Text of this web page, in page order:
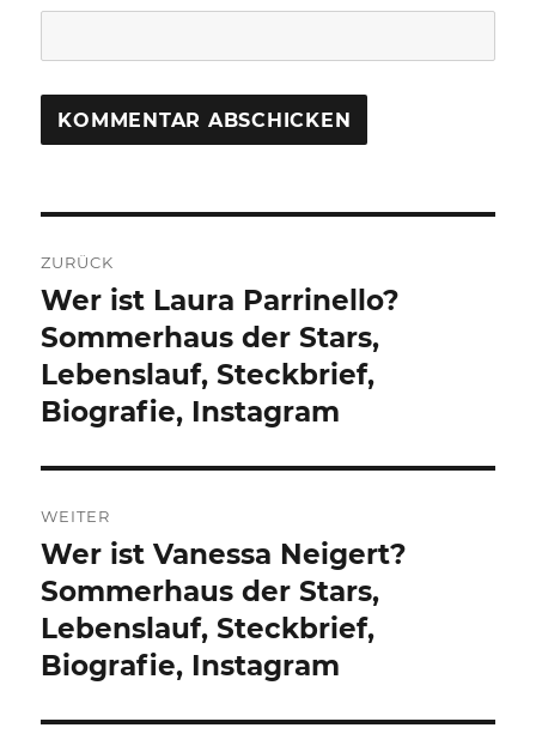
ZURÜCK
Vorheriger
Beitrag:
Wer ist Laura Parrinello?
Sommerhaus der Stars,
Lebenslauf, Steckbrief,
Biografie, Instagram
WEITER
Nächster
Beitrag:
Wer ist Vanessa Neigert?
Sommerhaus der Stars,
Lebenslauf, Steckbrief,
Biografie, Instagram